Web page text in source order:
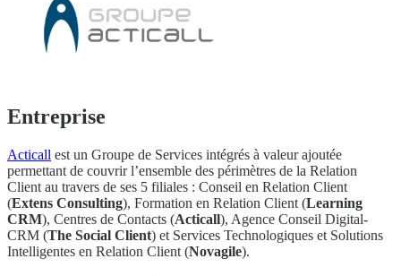
Entreprise
Acticall est un Groupe de Services intégrés à valeur ajoutée
permettant de couvrir l’ensemble des périmètres de la Relation
Client au travers de ses 5 filiales : Conseil en Relation Client
(Extens Consulting), Formation en Relation Client (Learning
CRM), Centres de Contacts (Acticall), Agence Conseil Digital-
CRM (The Social Client) et Services Technologiques et Solutions
Intelligentes en Relation Client (Novagile).